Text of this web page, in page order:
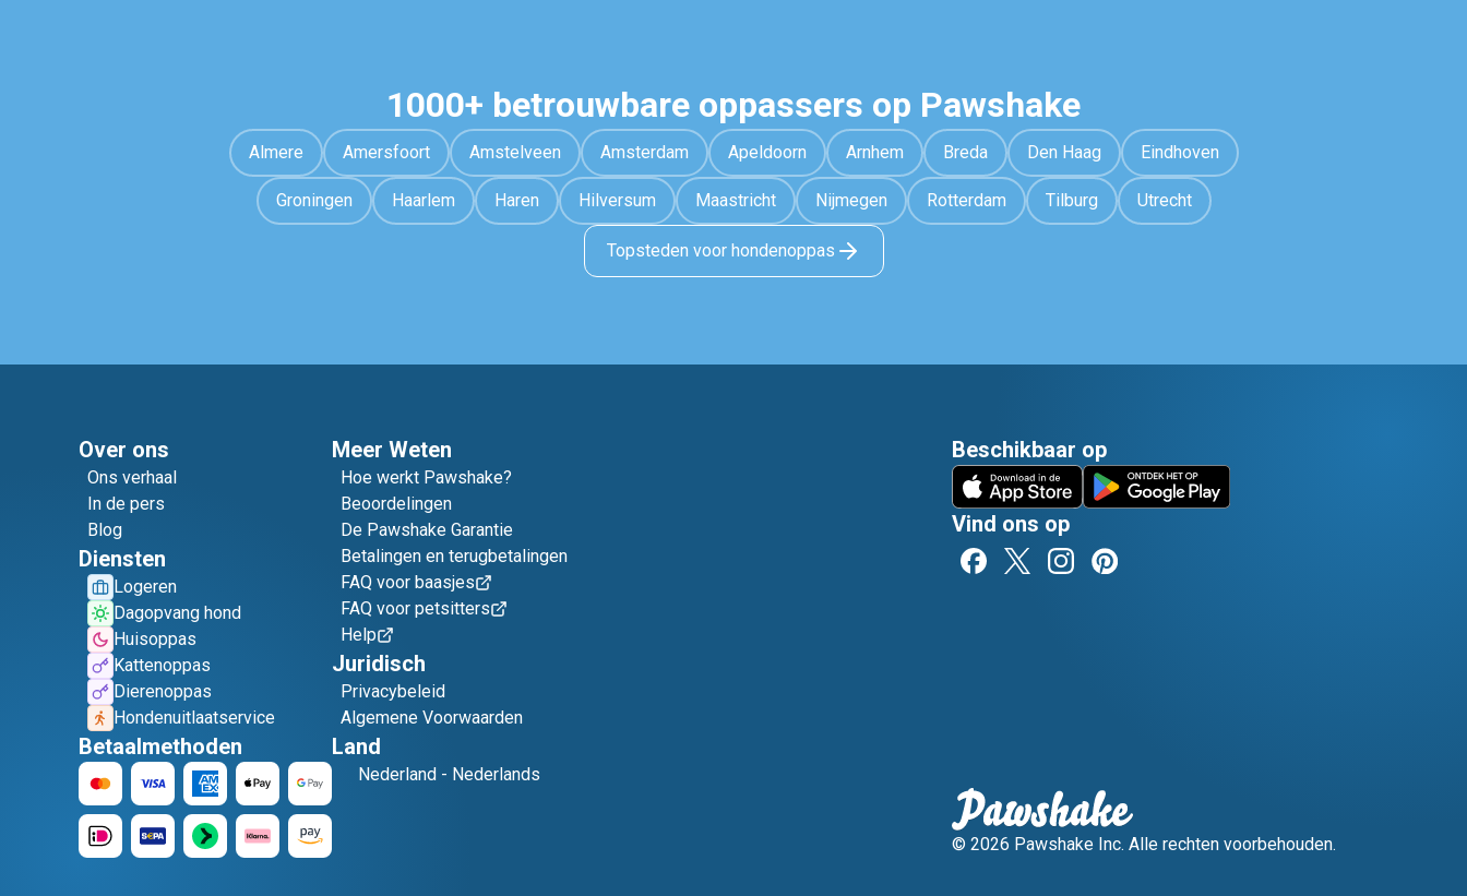
1000+ betrouwbare oppassers op Pawshake
Almere Amersfoort Amstelveen Amsterdam Apeldoorn Arnhem Breda Den Haag Eindhoven
Groningen Haarlem Haren Hilversum Maastricht Nijmegen Rotterdam Tilburg Utrecht
Topsteden voor hondenoppas
Over ons
Ons verhaal
In de pers
Blog
Diensten
Logeren
Dagopvang hond
Huisoppas
Kattenoppas
Dierenoppas
Hondenuitlaatservice
Betaalmethoden
Meer Weten
Hoe werkt Pawshake?
Beoordelingen
De Pawshake Garantie
Betalingen en terugbetalingen
FAQ voor baasjes
FAQ voor petsitters
Help
Juridisch
Privacybeleid
Algemene Voorwaarden
Land
Nederland - Nederlands
Beschikbaar op
Vind ons op
© 2026 Pawshake Inc. Alle rechten voorbehouden.